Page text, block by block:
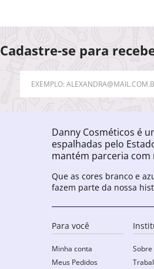
Cadastre-se para
Danny Cosméticos é
espalhadas pelo
mantém parceria com
Que as cores branco e
fazem parte da nossa
Para você
Minha conta
Meus Pedidos
Sobre